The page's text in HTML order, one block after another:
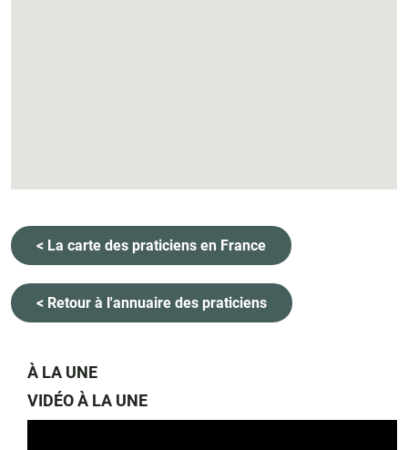
< La carte des praticiens en France
< Retour à l'annuaire des praticiens
À LA UNE
VIDÉO À LA UNE